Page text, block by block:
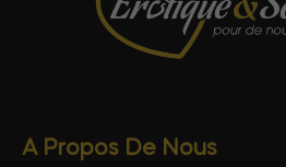
A Propos De Nous